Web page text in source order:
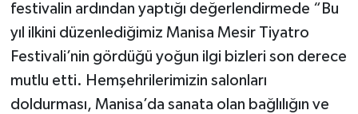
festivalin ardından yaptığı değerlendirmede “Bu
yıl ilkini düzenlediğimiz Manisa Mesir Tiyatro
Festivali’nin gördüğü yoğun ilgi bizleri son derece
mutlu etti. Hemşehrilerimizin salonları
doldurması, Manisa’da sanata olan bağlılığın ve